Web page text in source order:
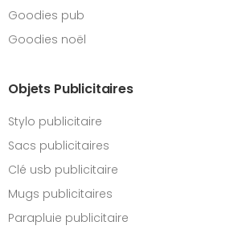
Goodies pub
Goodies noël
Objets Publicitaires
Stylo publicitaire
Sacs publicitaires
Clé usb publicitaire
Mugs publicitaires
Parapluie publicitaire